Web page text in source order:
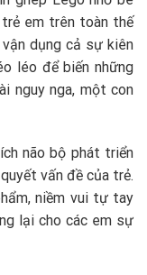
em trên toàn thế
dụng cả sự kiên
léo để biến những
nguy nga, một con
não bộ phát triển
vấn đề của trẻ.
niềm vui tự tay
lại cho các em sự